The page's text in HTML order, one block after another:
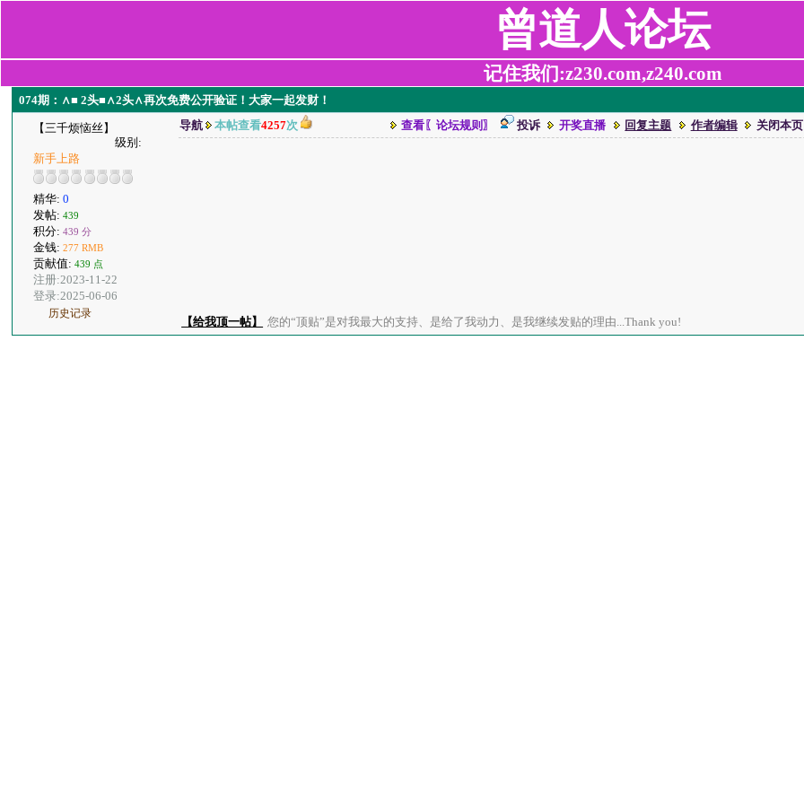
曾道人论坛
记住我们:z230.com,z240.com
074期：∧■ 2头■∧2头∧再次免费公开验证！大家一起发财！
【三千烦恼丝】
级别:
新手上路
精华:0
发帖:439
积分:439 分
金钱:277 RMB
贡献值:439 点
注册:2023-11-22
登录:2025-06-06
历史记录
导航 本帖查看4257次 查看〖论坛规则〗 投诉 开奖直播 回复主题 作者编辑 关闭本页
【给我顶一帖】 您的“顶贴”是对我最大的支持、是给了我动力、是我继续发贴的理由...Thank you!